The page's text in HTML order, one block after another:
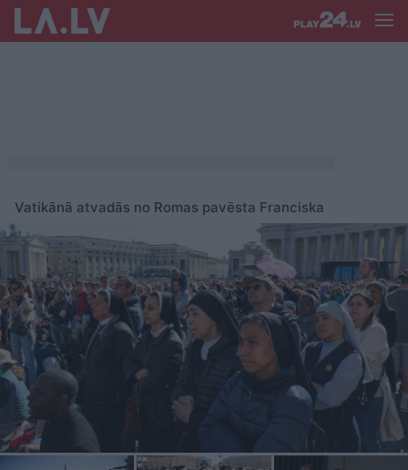
Vatikānā atvadās no Romas pavēsta Franciska